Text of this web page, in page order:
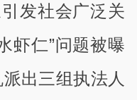
发社会广泛关
虾仁”问题被曝
出三组执法人